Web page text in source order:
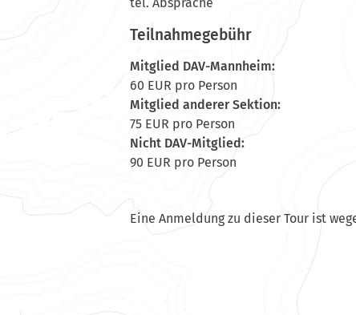
Teilnahmegebühr
Mitglied DAV-Mannheim:
60 EUR pro Person
Mitglied anderer Sektion:
75 EUR pro Person
Nicht DAV-Mitglied:
90 EUR pro Person
Eine Anmeldung zu dieser Tour ist